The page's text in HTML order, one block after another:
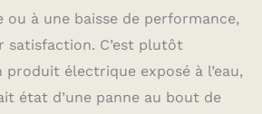
ou à une baisse de performance,
satisfaction. C’est plutôt
électrique exposé à l’eau,
état d’une panne au bout de